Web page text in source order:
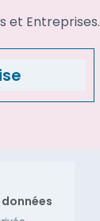
et Entreprises.